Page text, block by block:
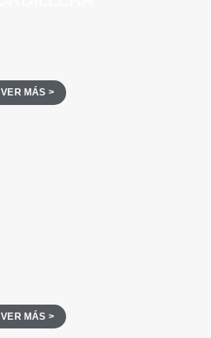
VER MÁS >
VER MÁS >